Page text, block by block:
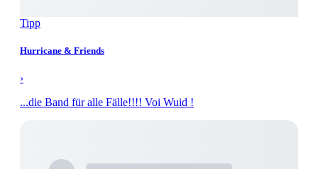
Tipp
Hurricane & Friends
›
...die Band für alle Fälle!!!! Voi Wuid !